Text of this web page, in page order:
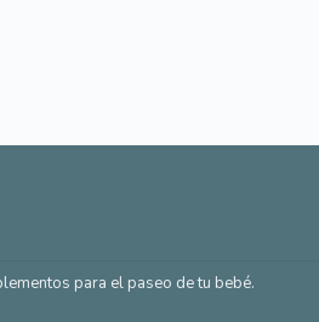
para el paseo de tu bebé.